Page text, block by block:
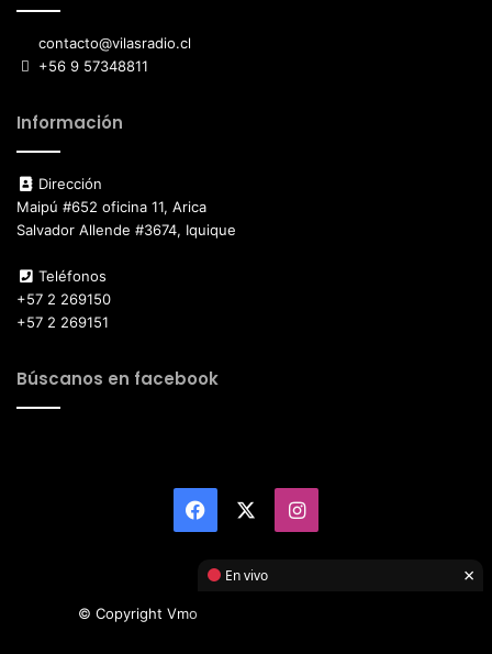
contacto@vilasradio.cl
+56 9 57348811
Información
Dirección
Maipú #652 oficina 11, Arica
Salvador Allende #3674, Iquique
Teléfonos
+57 2 269150
+57 2 269151
Búscanos en facebook
Facebook Instagram
© Copyright Vmotor TI 2026, All Rights Reserved
En vivo ×